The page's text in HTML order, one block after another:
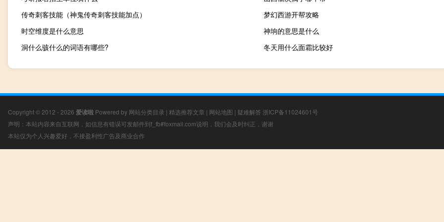
传奇刺客技能（神鬼传奇刺客技能加点）
梦幻西游开帮攻略
时空维度是什么意思
神垧的意思是什么
洞什么骇什么的词语有哪些?
冬天用什么面霜比较好
Copyright © 2012 - 2026 爱读啦 Powered by 网站分类目录 | 精选推荐文章 | 网站地图 | 疑难解答 浙ICP备11024601号
声明：本站内容来自互联网，如信息有错误可发邮件到f_fb#foxmail.com说明，我们会及时纠正，谢谢
本站仅为个人兴趣爱好，不接盈利性广告及商业合作